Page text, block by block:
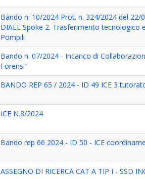
Bando n. 10/2024 Prot. n. 324/2024 del 22/
DIAEE Spoke 2. Trasferimento tecnologico
Pompili
Bando n. 07/2024 - Incarico di
Forensi"
BANDO REP 65 / 2024 - ID 49 ICE 3
ICE N.8/2024
Bando rep 66 2024 - ID 50 - ICE
ASSEGNO DI RICERCA CAT A TIP I - SSD